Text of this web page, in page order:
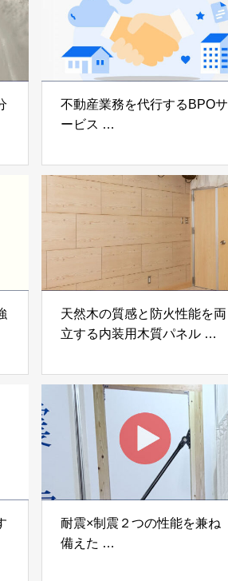
不動産業務を代行するBPOサ
ービス
らぶGROUP
天然木の質感と防火性能を両
立する内装用木質パネル
モクパネル）」 合同会社サ
ンパテック
耐震×制震２つの性能を兼ね
備えた